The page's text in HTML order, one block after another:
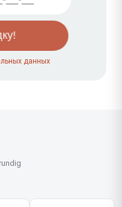
данных